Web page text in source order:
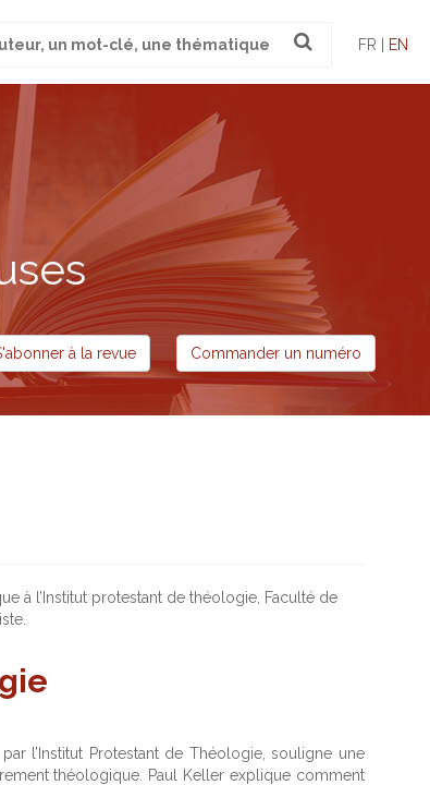
FR | EN
à la revue Commander un numéro
à l’Institut protestant de théologie, Faculté de
l’Institut Protestant de Théologie, souligne une
théologique. Paul Keller explique comment